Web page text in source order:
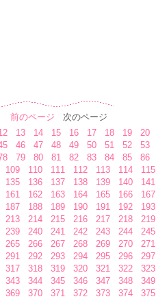
前のページ
次のページ
13 14 15 16 17 18 19 20
46 47 48 49 50 51 52 53
79 80 81 82 83 84 85 86
109 110 111 112 113 114 115
135 136 137 138 139 140 141
161 162 163 164 165 166 167
187 188 189 190 191 192 193
213 214 215 216 217 218 219
239 240 241 242 243 244 245
265 266 267 268 269 270 271
291 292 293 294 295 296 297
317 318 319 320 321 322 323
343 344 345 346 347 348 349
369 370 371 372 373 374 375